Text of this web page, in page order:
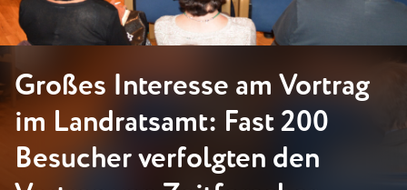
Großes Interesse am Vortrag
im Landratsamt: Fast 200
Besucher verfolgten den